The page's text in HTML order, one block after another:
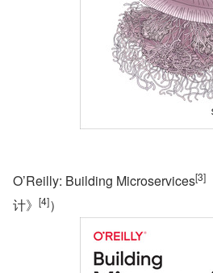
O’Reilly: Building Microservices[3]
计》 [4]）